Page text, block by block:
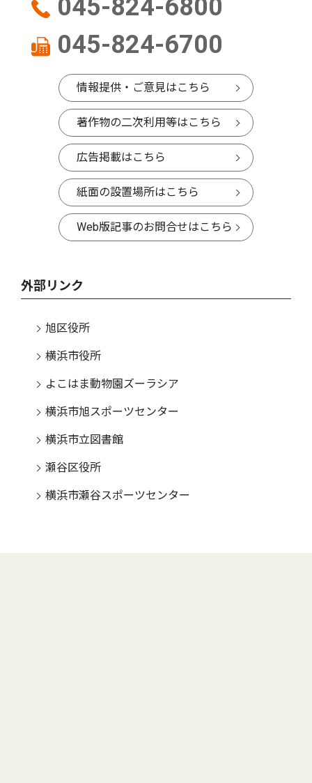
045-824-6800
045-824-6700
情報提供・ご意見はこちら
著作物の二次利用等はこちら
広告掲載はこちら
紙面の設置場所はこちら
Web版記事のお問合せはこちら
外部リンク
旭区役所
横浜市役所
よこはま動物園ズーラシア
横浜市旭スポーツセンター
横浜市立図書館
瀬谷区役所
横浜市瀬谷スポーツセンター